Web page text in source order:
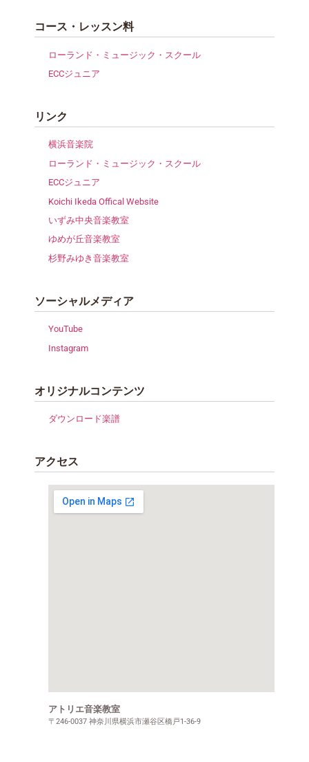
コース・レッスン料
ローランド・ミュージック・スクール
ECCジュニア
リンク
横浜音楽院
ローランド・ミュージック・スクール
ECCジュニア
Koichi Ikeda Offical Website
いずみ中央音楽教室
ゆめが丘音楽教室
杉野みゆき音楽教室
ソーシャルメディア
YouTube
Instagram
オリジナルコンテンツ
ダウンロード楽譜
アクセス
アトリエ音楽教室
〒246-0037 神奈川県横浜市瀬谷区橋戸1-36-9